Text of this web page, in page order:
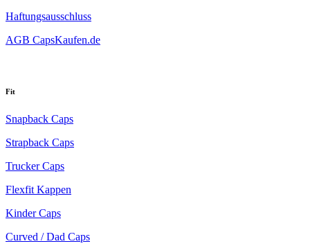
Haftungsausschluss
AGB CapsKaufen.de
Fit
Snapback Caps
Strapback Caps
Trucker Caps
Flexfit Kappen
Kinder Caps
Curved / Dad Caps